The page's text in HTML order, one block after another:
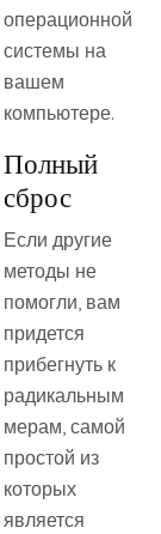
операционной
системы на
вашем
компьютере.
Полный
сброс
Если другие
методы не
помогли, вам
придется
прибегнуть к
радикальным
мерам, самой
простой из
которых
является